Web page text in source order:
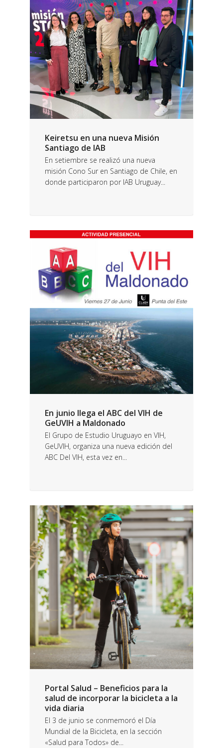
Keiretsu en una nueva Misión
Santiago de IAB
En setiembre se realizó una nueva
misión Cono Sur en Santiago de Chile, en
donde participaron por IAB Uruguay...
En junio llega el ABC del VIH de
GeUVIH a Maldonado
El Grupo de Estudio Uruguayo en VIH,
GeUVIH, organiza una nueva edición del
ABC Del VIH, esta vez en...
Portal Salud – Beneficios para la
salud de incorporar la bicicleta a la
vida diaria
El 3 de junio se conmemoró el Día
Mundial de la Bicicleta, en la sección
«Salud para Todos» de...